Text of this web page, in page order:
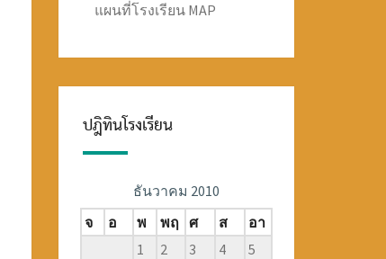
แผนที่โรงเรียน MAP
ปฎิทินโรงเรียน
ธันวาคม 2010
จ
อ พ พฤ ศ ส อา
1 2 3 4
5